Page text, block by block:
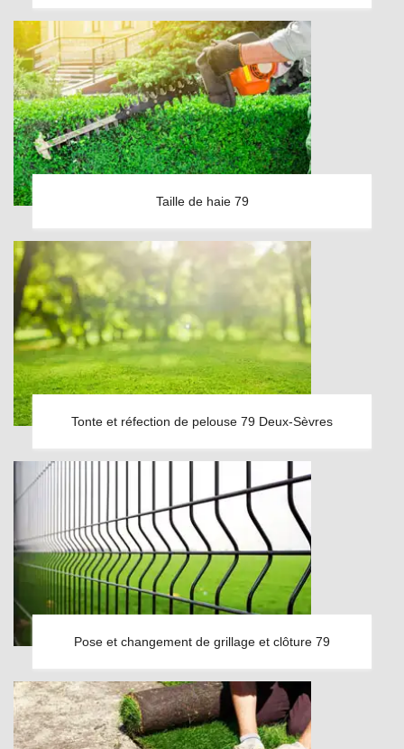
Taille de haie 79
Tonte et réfection de pelouse 79 Deux-Sèvres
Pose et changement de grillage et clôture 79